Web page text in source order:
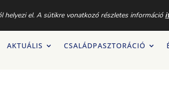
AKTUÁLIS CSALÁDPASZTORÁCIÓ
helyezi el. A sütikre vonatkozó részletes információ